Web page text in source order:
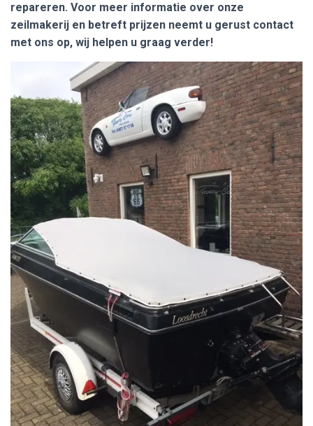
repareren. Voor meer informatie over onze
zeilmakerij en betreft prijzen neemt u gerust contact
met ons op, wij helpen u graag verder!